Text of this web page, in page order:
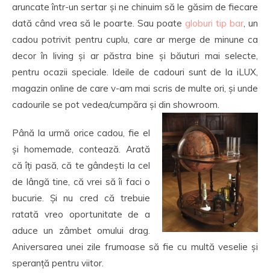
aruncate într-un sertar și ne chinuim să le găsim de fiecare
dată când vrea să le poarte. Sau poate globuri tip bar , un
cadou potrivit pentru cuplu, care ar merge de minune ca
decor în living și ar păstra bine și băuturi mai selecte,
pentru ocazii speciale. Ideile de cadouri sunt de la iLUX,
magazin online de care v-am mai scris de multe ori, și unde
cadourile se pot vedea/cumpăra și din showroom.
Până la urmă orice cadou, fie el
și homemade, contează. Arată
că îți pasă, că te gândești la cel
de lângă tine, că vrei să îi faci o
bucurie. Și nu cred că trebuie
ratată vreo oportunitate de a
aduce un zâmbet omului drag.
Aniversarea unei zile frumoase să fie cu multă veselie și
speranță pentru viitor.